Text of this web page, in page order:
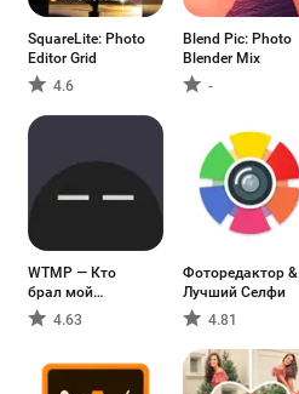
SquareLite: Photo
Editor Grid
4.6
Blend Pic: Photo
Blender Mix
-
WTMP — Кто
брал мой
телефон?
4.63
Фоторедактор &
Лучший Селфи
4.81